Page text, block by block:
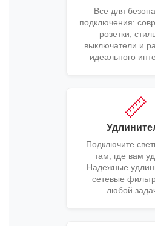
Все для
подключения:
розетки,
выключатели и
идеального
📏
Подключите
там, где вам
Надежные
сетевые
любой